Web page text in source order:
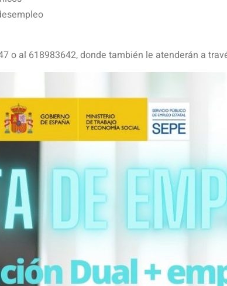
o al 618983642, donde también le atenderán a